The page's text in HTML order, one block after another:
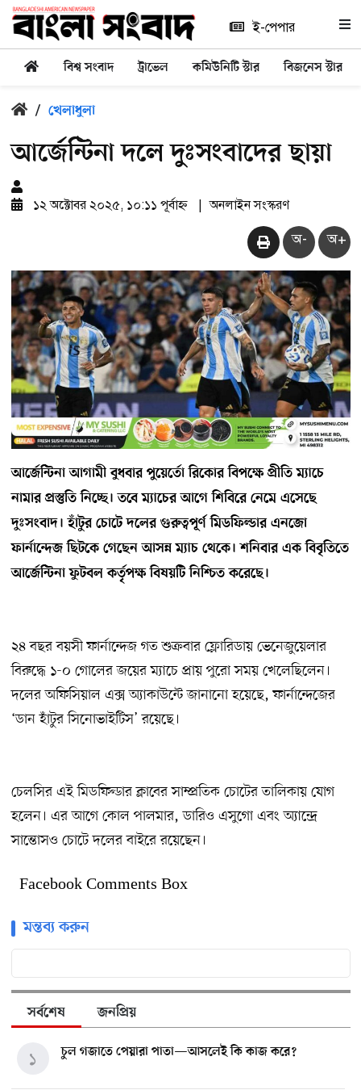
ই-পেপার
বিশ্ব সংবাদ ট্রাভেল কমিউনিটি স্টার বিজনেস স্টার
/ খেলাধুলা
আর্জেন্টিনা দলে দুঃসংবাদের ছায়া
১২ অক্টোবর ২০২৫, ১০:১১ পূর্বাহ্ন অনলাইন সংস্করণ
অ- অ+
আর্জেন্টিনা আগামী বুধবার পুয়ের্তো রিকোর বিপক্ষে প্রীতি ম্যাচে
নামার প্রস্তুতি নিচ্ছে। তবে ম্যাচের আগে শিবিরে নেমে এসেছে
দুঃসংবাদ। হাঁটুর চোটে দলের গুরুত্বপূর্ণ মিডফিল্ডার এনজো
ফার্নান্দেজ ছিটকে গেছেন আসন্ন ম্যাচ থেকে। শনিবার এক বিবৃতিতে
আর্জেন্টিনা ফুটবল কর্তৃপক্ষ বিষয়টি নিশ্চিত করেছে।
২৪ বছর বয়সী ফার্নান্দেজ গত শুক্রবার ফ্লোরিডায় ভেনেজুয়েলার
বিরুদ্ধে ১-০ গোলের জয়ের ম্যাচে প্রায় পুরো সময় খেলেছিলেন।
দলের অফিসিয়াল এক্স অ্যাকাউন্টে জানানো হয়েছে, ফার্নান্দেজের
‘ডান হাঁটুর সিনোভাইটিস’ রয়েছে।
চেলসির এই মিডফিল্ডার ক্লাবের সাম্প্রতিক চোটের তালিকায় যোগ
হলেন। এর আগে কোল পালমার, ডারিও এসুগো এবং অ্যান্দ্রে
সান্তোসও চোটে দলের বাইরে রয়েছেন।
Facebook Comments Box
মন্তব্য করুন
সর্বশেষ জনপ্রিয়
চুল গজাতে পেয়ারা পাতা—আসলেই কি কাজ করে?
১